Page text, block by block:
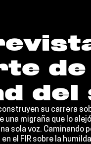
de la Semana Talento
del
su carrera
una migraña que lo
sola voz. Caminando
el FIR sobre la